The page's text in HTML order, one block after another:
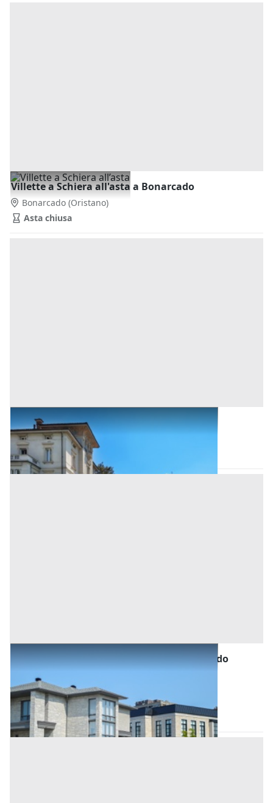
Villette a Schiera all'asta a Bonarcado
Bonarcado (Oristano)
Asta chiusa
Ville all'asta a Bonarcado
Bonarcado (Oristano)
Asta chiusa
Abitazione di Tipo Civile all'asta a Bonarcado
Bonarcado (Oristano)
38.700 €
Asta chiusa